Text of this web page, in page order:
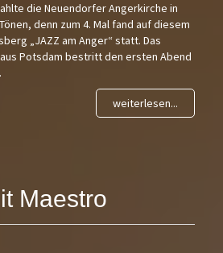
die Neuendorfer Angerkirche in
denn zum 4. Mal fand auf diesem
„JAZZ am Anger“ statt. Das
Potsdam bestritt den ersten Abend
weiterlesen...
Maestro